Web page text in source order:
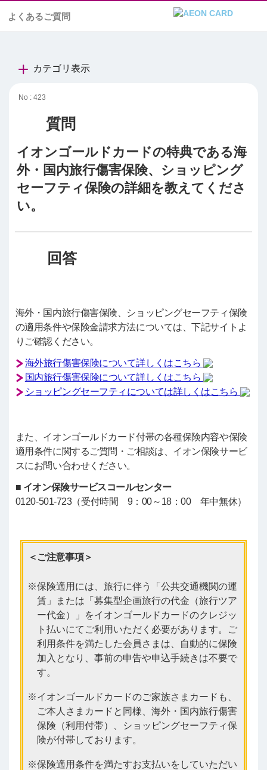
よくあるご質問
カテゴリ表示
No : 423
イオンゴールドカードの特典である海
外・国内旅行傷害保険、ショッピング
セーフティ保険の詳細を教えてくださ
い。
海外・国内旅行傷害保険、ショッピングセーフティ保険
の適用条件や保険金請求方法については、下記サイトよ
りご確認ください。
海外旅行傷害保険について詳しくはこちら
国内旅行傷害保険について詳しくはこちら
ショッピングセーフティについては詳しくはこちら
また、イオンゴールドカード付帯の各種保険内容や保険
適用条件に関するご質問・ご相談は、イオン保険サービ
スにお問い合わせください。
■ イオン保険サービスコールセンター
0120-501-723（受付時間 9：00～18：00 年中無休）
＜ご注意事項＞
保険適用には、旅行に伴う「公共交通機関の運
賃」または「募集型企画旅行の代金（旅行ツア
ー代金）」をイオンゴールドカードのクレジッ
ト払いにてご利用いただく必要があります。ご
利用条件を満たした会員さまは、自動的に保険
加入となり、事前の申告や申込手続きは不要で
す。
イオンゴールドカードのご家族さまカードも、
ご本人さまカードと同様、海外・国内旅行傷害
保険（利用付帯）、ショッピングセーフティ保
険が付帯しております。
保険適用条件を満たすお支払いをしていただい